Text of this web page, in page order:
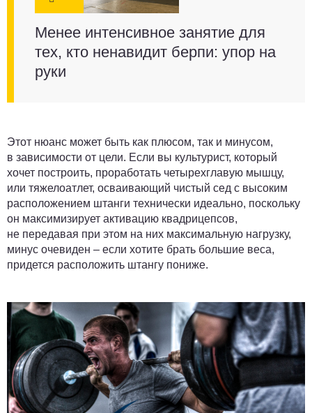
Менее интенсивное занятие для
тех, кто ненавидит берпи: упор на
руки
Этот нюанс может быть как плюсом, так и минусом,
в зависимости от цели. Если вы культурист, который
хочет построить, проработать четырехглавую мышцу,
или тяжелоатлет, осваивающий чистый сед с высоким
расположением штанги технически идеально, поскольку
он максимизирует активацию квадрицепсов,
не передавая при этом на них максимальную нагрузку,
минус очевиден – если хотите брать большие веса,
придется расположить штангу пониже.